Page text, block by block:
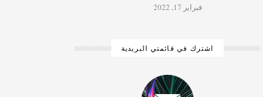
فبراير 17, 2022
اشترك في قائمتي البريدية